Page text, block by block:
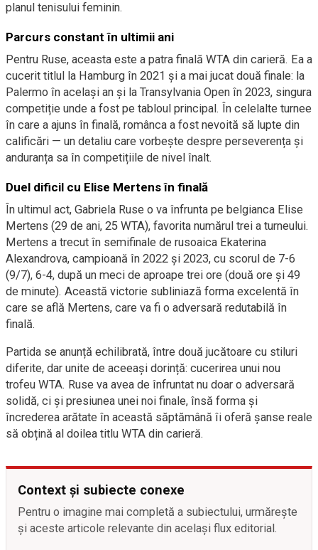
planul tenisului feminin.
Parcurs constant în ultimii ani
Pentru Ruse, aceasta este a patra finală WTA din carieră. Ea a
cucerit titlul la Hamburg în 2021 și a mai jucat două finale: la
Palermo în același an și la Transylvania Open în 2023, singura
competiție unde a fost pe tabloul principal. În celelalte turnee
în care a ajuns în finală, românca a fost nevoită să lupte din
calificări — un detaliu care vorbește despre perseverența și
anduranța sa în competițiile de nivel înalt.
Duel dificil cu Elise Mertens în finală
În ultimul act, Gabriela Ruse o va înfrunta pe belgianca Elise
Mertens (29 de ani, 25 WTA), favorita numărul trei a turneului.
Mertens a trecut în semifinale de rusoaica Ekaterina
Alexandrova, campioană în 2022 și 2023, cu scorul de 7-6
(9/7), 6-4, după un meci de aproape trei ore (două ore și 49
de minute). Această victorie subliniază forma excelentă în
care se află Mertens, care va fi o adversară redutabilă în
finală.
Partida se anunță echilibrată, între două jucătoare cu stiluri
diferite, dar unite de aceeași dorință: cucerirea unui nou
trofeu WTA. Ruse va avea de înfruntat nu doar o adversară
solidă, ci și presiunea unei noi finale, însă forma și
încrederea arătate în această săptămână îi oferă șanse reale
să obțină al doilea titlu WTA din carieră.
Context și subiecte conexe
Pentru o imagine mai completă a subiectului, urmărește
și aceste articole relevante din același flux editorial.